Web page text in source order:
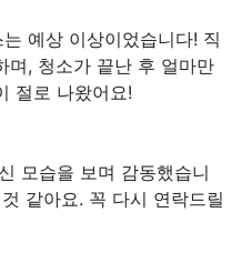
예상 이상이었습니다! 직
며, 청소가 끝난 후 얼마만
절로 나왔어요!
모습을 보며 감동했습니
같아요. 꼭 다시 연락드릴